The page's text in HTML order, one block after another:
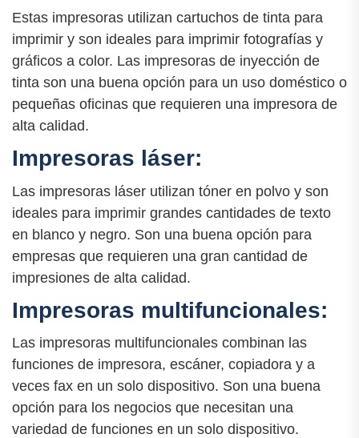
Estas impresoras utilizan cartuchos de tinta para
imprimir y son ideales para imprimir fotografías y
gráficos a color. Las impresoras de inyección de
tinta son una buena opción para un uso doméstico o
pequeñas oficinas que requieren una impresora de
alta calidad.
Impresoras láser:
Las impresoras láser utilizan tóner en polvo y son
ideales para imprimir grandes cantidades de texto
en blanco y negro. Son una buena opción para
empresas que requieren una gran cantidad de
impresiones de alta calidad.
Impresoras multifuncionales:
Las impresoras multifuncionales combinan las
funciones de impresora, escáner, copiadora y a
veces fax en un solo dispositivo. Son una buena
opción para los negocios que necesitan una
variedad de funciones en un solo dispositivo.